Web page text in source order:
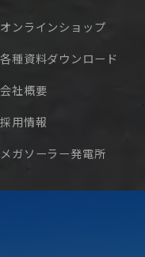
オンラインショップ
各種資料ダウンロード
会社概要
採用情報
メガソーラー発電所